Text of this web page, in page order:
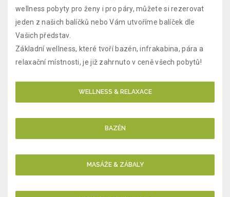
wellness pobyty pro ženy i pro páry, můžete si rezerovat
jeden z našich balíčků nebo Vám utvoříme balíček dle
Vašich představ.
Základní wellness, které tvoří bazén, infrakabina, pára a
relaxační místnosti, je již zahrnuto v ceně všech pobytů!
WELLNESS & RELAXACE
BAZÉN
MASÁŽE & ZÁBALY